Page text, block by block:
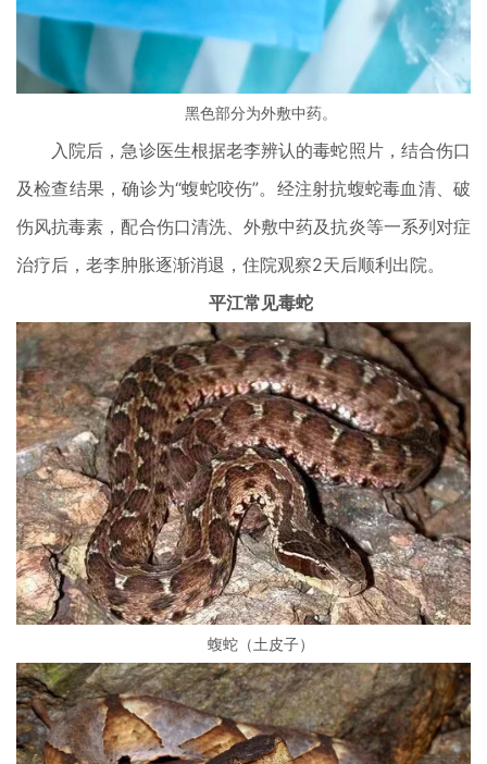
黑色部分为外敷中药。
入院后，急诊医生根据老李辨认的毒蛇照片，结合伤口
及检查结果，确诊为“蝮蛇咬伤”。经注射抗蝮蛇毒血清、破
伤风抗毒素，配合伤口清洗、外敷中药及抗炎等一系列对症
治疗后，老李肿胀逐渐消退，住院观察2天后顺利出院。
平江常见毒蛇
蝮蛇（土皮子）